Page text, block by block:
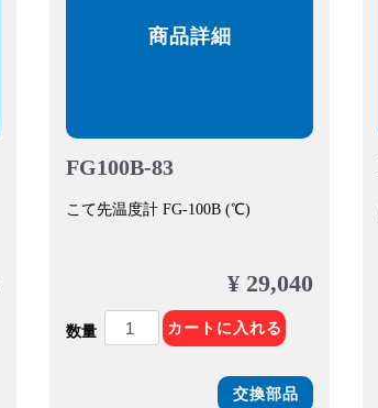
商品詳細
FG100B-83
こて先温度計 FG-100B (℃)
¥ 29,040
数量 カートに入れる
交換部品